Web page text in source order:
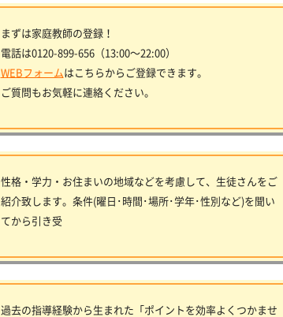
まずは家庭教師の登録！
電話は0120-899-656（13:00〜22:00）
WEBフォームはこちらからご登録できます。
ご質問もお気軽に連絡ください。
性格・学力・お住まいの地域などを考慮して、生徒さんをご
紹介致します。条件(曜日･時間･場所･学年･性別など)を聞い
てから引き受
過去の指導経験から生まれた「ポイントを効率よくつかませ